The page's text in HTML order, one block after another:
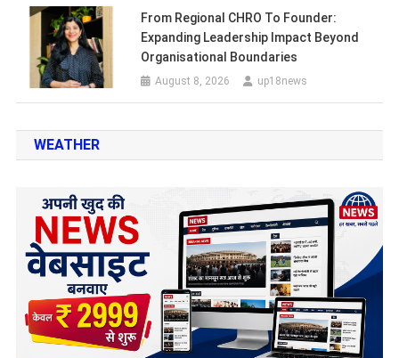
From Regional CHRO To Founder:
Expanding Leadership Impact Beyond
Organisational Boundaries
August 8, 2026 up18news
WEATHER